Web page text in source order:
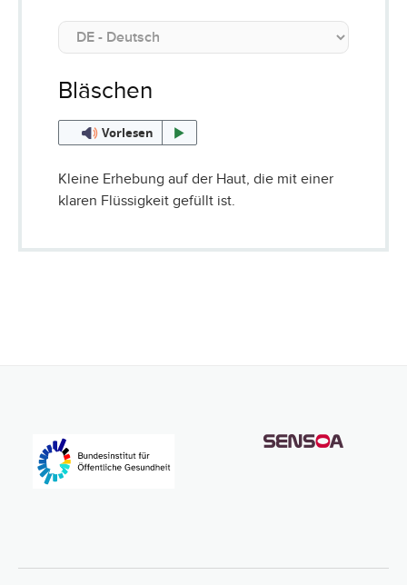
Bläschen
Vorlesen
Kleine Erhebung auf der Haut, die mit einer
klaren Flüssigkeit gefüllt ist.